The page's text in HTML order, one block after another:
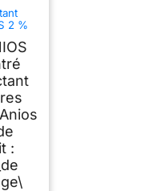
2 %
: